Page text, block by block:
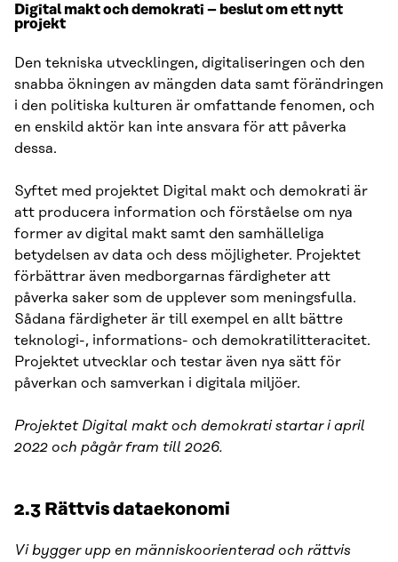
Digital makt och demokrati – beslut om ett nytt
projekt
Den tekniska utvecklingen, digitaliseringen och den
snabba ökningen av mängden data samt förändringen
i den politiska kulturen är omfattande fenomen, och
en enskild aktör kan inte ansvara för att påverka
dessa.
Syftet med projektet Digital makt och demokrati är
att producera information och förståelse om nya
former av digital makt samt den samhälleliga
betydelsen av data och dess möjligheter. Projektet
förbättrar även medborgarnas färdigheter att
påverka saker som de upplever som meningsfulla.
Sådana färdigheter är till exempel en allt bättre
teknologi-, informations- och demokratilitteracitet.
Projektet utvecklar och testar även nya sätt för
påverkan och samverkan i digitala miljöer.
Projektet Digital makt och demokrati startar i april
2022 och pågår fram till 2026.
2.3 Rättvis dataekonomi
Vi bygger upp en människoorienterad och rättvis